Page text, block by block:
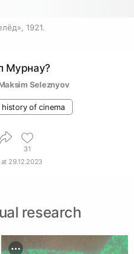
1921.
Мурнау?
Seleznyov
history of cinema
31
29.12.2023
research